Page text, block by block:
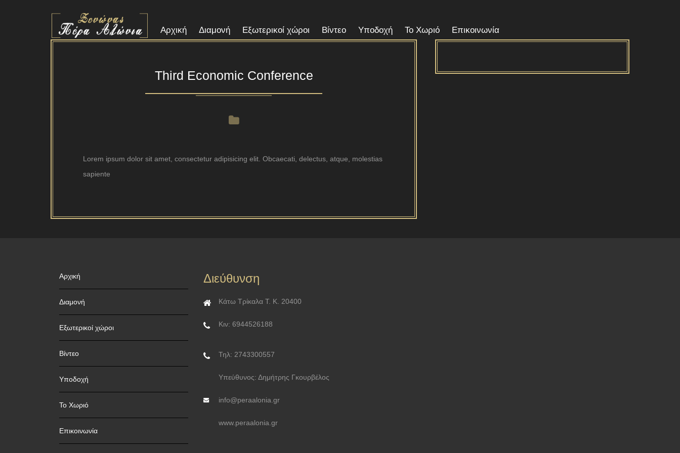
Αρχική Διαμονή Εξωτερικοί χώροι Βίντεο Υποδοχή Το Χωριό Επικοινωνία
Third Economic Conference
Lorem ipsum dolor sit amet, consectetur adipisicing elit. Obcaecati, delectus, atque, molestias
sapiente
Αρχική
Διαμονή
Εξωτερικοί χώροι
Βίντεο
Υποδοχή
Το Χωριό
Επικοινωνία
Διεύθυνση
Κάτω Τρίκαλα Τ. Κ. 20400
Κιν: 6944526188
Τηλ: 2743300557
Υπεύθυνος: Δημήτρης Γκουρβέλος
info@peraalonia.gr
www.peraalonia.gr